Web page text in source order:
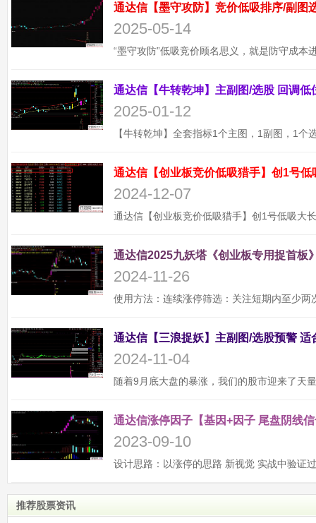
2025-05-14
2025-01-12
通达信【创业板竞价低吸猎手】创1号
2024-12-07
通达信2025九妖塔《创业板专用捉首板
2024-11-26
2024-11-04
通达信涨停因子【基因+因子 尾盘阴线
2023-09-10
推荐股票资讯